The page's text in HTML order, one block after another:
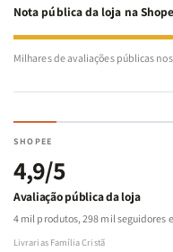
Nota pública da loja na
Milhares de avaliações públicas
SHOPEE
4,9/5
Avaliação pública da loja
4 mil produtos, 298 mil seguidores
Livrarias Família Cristã